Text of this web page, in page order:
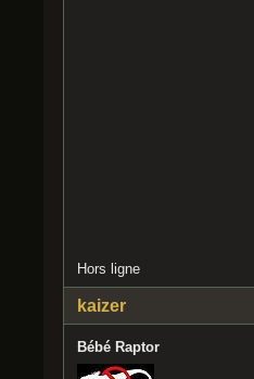
Hors ligne
kaizer
Bébé Raptor